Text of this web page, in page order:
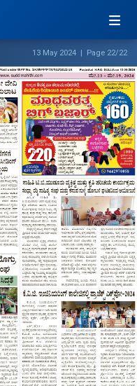
13 May 2024 | Page 22/22